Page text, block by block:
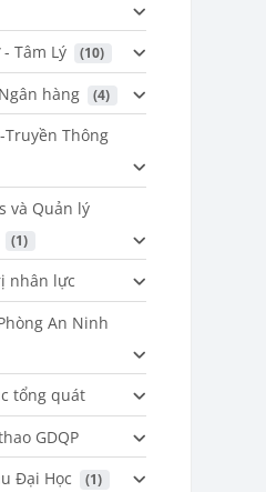
Tâm Lý (10)
hàng (4)
Thông
và Quản lý
(1)
nhân lực
An Ninh
tổng quát
GDQP
Đại Học
(1)